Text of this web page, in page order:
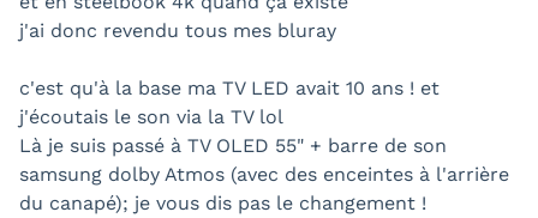
j'ai donc revendu tous mes bluray
c'est qu'à la base ma TV LED avait 10 ans ! et
j'écoutais le son via la TV lol
Là je suis passé à TV OLED 55" + barre de son
samsung dolby Atmos (avec des enceintes à l'arrière
du canapé); je vous dis pas le changement !